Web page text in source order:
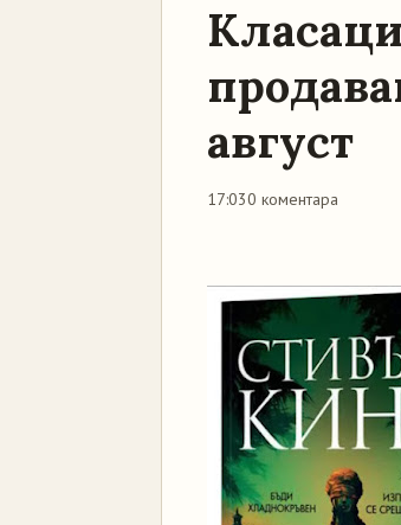
август
17:030 коментара